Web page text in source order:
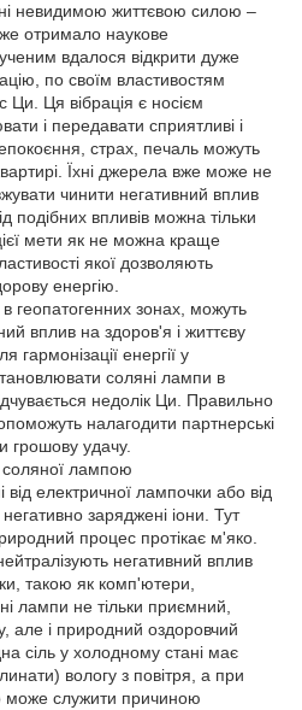
невидимою життєвою силою –
отримало наукове
вдалося відкрити дуже
по своїм властивостям
Ци. Ця вібрація є носієм
і передавати сприятливі і
страх, печаль можуть
Їхні джерела вже може не
чинити негативний вплив
подібних впливів можна тільки
мети як не можна краще
якої дозволяють
енергію.
геопатогенних зонах, можуть
вплив на здоров'я і життєву
гармонізації енергії у
соляні лампи в
недолік Ци. Правильно
налагодити партнерські
грошову удачу.
соляної лампою
від електричної лампочки або від
заряджені іони. Тут
процес протікає м'яко.
негативний вплив
такою як комп'ютери,
лампи не тільки приємний,
але і природний оздоровчий
сіль у холодному стані має
вологу з повітря, а при
може служити причиною